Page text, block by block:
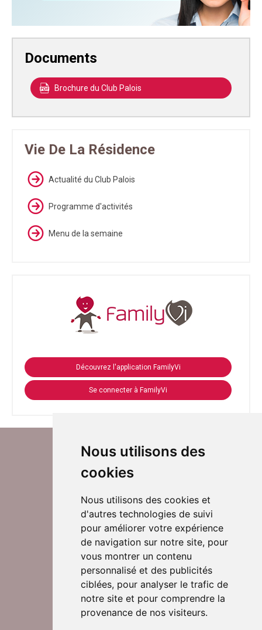
Nous utilisons des
cookies
Nous utilisons des cookies et
d'autres technologies de suivi
pour améliorer votre expérience
de navigation sur notre site, pour
vous montrer un contenu
personnalisé et des publicités
ciblées, pour analyser le trafic de
notre site et pour comprendre la
provenance de nos visiteurs.
Documents
Brochure du Club Palois
Vie De La Résidence
Actualité du Club Palois
Programme d'activités
Menu de la semaine
Découvrez l'application FamilyVi
Se connecter à FamilyVi
Suivez-nous sur Twitter
Rejoignez nos équipes
Nous contacter